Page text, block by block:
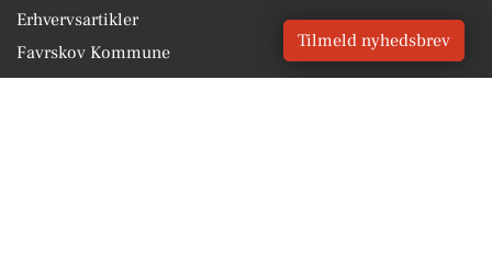
Erhvervsartikler
Favrskov Kommune
Tilmeld nyhedsbrev